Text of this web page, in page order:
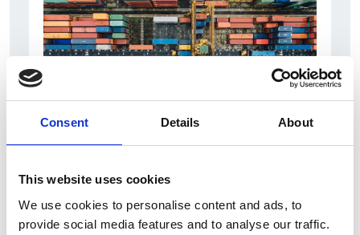
Consent Details About
This website uses cookies
We use cookies to personalise content and ads, to
provide social media features and to analyse our traffic.
L’interscambio Italia – Repubblica ha superato
nel primo semestre i dieci miliardi di euro